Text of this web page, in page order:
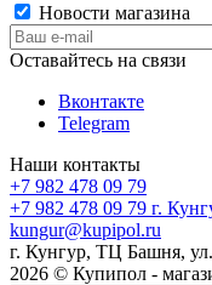
Новости магазина
Оставайтесь на связи
Вконтакте
Telegram
Наши контакты
+7 982 478 09 79
+7 982 478 09 79 г.
kungur@kupipol.ru
г. Кунгур, ТЦ Башня,
2026 © Купипол -